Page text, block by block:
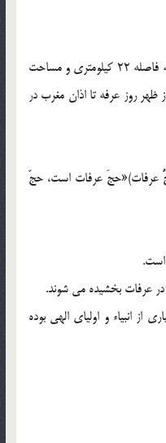
صحرایی است واقع در جنوب شرقی مکه به فاصله 22 کیلومتری و مساحت
ظهر روز عرفه تا اذان مغرب در
عرفات)«حجَ عرفات است، حجّ
انبیاء و اولیای الهی بوده